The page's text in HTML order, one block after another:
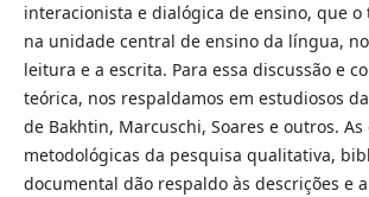
interacionista e dialógica de ensino, que o
na unidade central de ensino da língua,
leitura e a escrita. Para essa discussão e
teórica, nos respaldamos em estudiosos
de Bakhtin, Marcuschi, Soares e outros. As
metodológicas da pesquisa qualitativa,
documental dão respaldo às descrições e